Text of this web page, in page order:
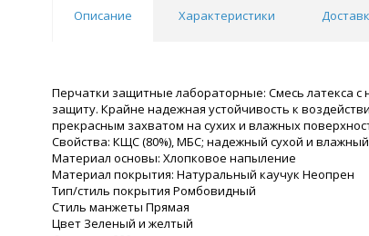
Описание Характеристики
Перчатки защитные лабораторные: Смесь латекса
защиту. Крайне надежная устойчивость к
прекрасным захватом на сухих и влажных
Свойства: КЩС (80%), МБС; надежный сухой и
Материал основы: Хлопковое напыление
Материал покрытия: Натуральный каучук Неопрен
Тип/стиль покрытия Ромбовидный
Стиль манжеты Прямая
Цвет Зеленый и желтый